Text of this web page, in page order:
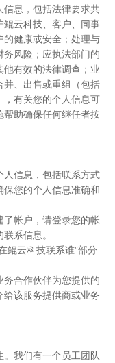
信息，包括法律要求共
鲲云科技、客户、同事
的健康或安全；处理与
风险；应执法部门的
有效的法律调查；业
、出售或重组（包括
，有关您的个人信息可
帮助确保任何继任者按
人信息，包括联系方式
您的个人信息准确和
帐户，请登录您的帐
系信息。
鲲云科技联系谁”部分
合作伙伴为您提供的
该服务提供商或业务
我们有一个员工团队